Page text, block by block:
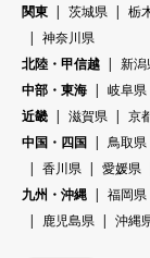
関東
茨城県 栃
神奈川県
北陸・甲信越
新潟
中部・東海
岐阜県
近畿
滋賀県 京
中国・四国
鳥取県
香川県
愛媛県
九州・沖縄
福岡県
鹿児島県
沖縄